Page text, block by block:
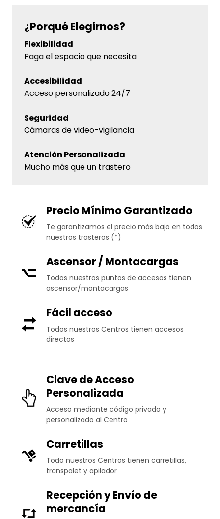
¿Porqué Elegirnos?
Flexibilidad
Paga el espacio que necesita
Accesibilidad
Acceso personalizado 24/7
Seguridad
Cámaras de video-vigilancia
Atención Personalizada
Mucho más que un trastero
Precio Mínimo Garantizado
Te garantizamos el precio más bajo en todos
nuestros trasteros (*)
Ascensor / Montacargas
Todos nuestros puntos de accesos tienen
ascensor/montacargas
Fácil acceso
Todos nuestros Centros tienen accesos
directos
Clave de Acceso
Personalizada
Acceso mediante código privado y
personalizado al Centro
Carretillas
Todo nuestros Centros tienen carretillas,
transpalet y apilador
Recepción y Envío de
mercancía